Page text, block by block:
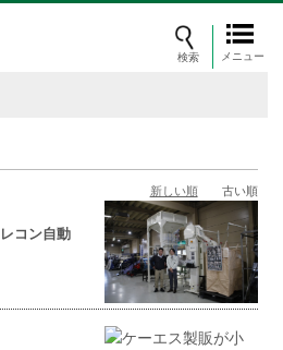
メニュー
新しい順 古い順
コン自動